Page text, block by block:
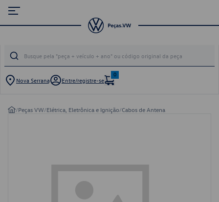
Nova Serrana Entre/registre-se
0
/Peças VW/Elétrica, Eletrônica e Ignição/Cabos de Antena